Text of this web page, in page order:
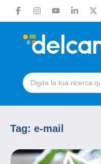
Tag: e-mail